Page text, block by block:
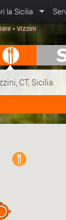
la Sicilia
> Vizzini
nella